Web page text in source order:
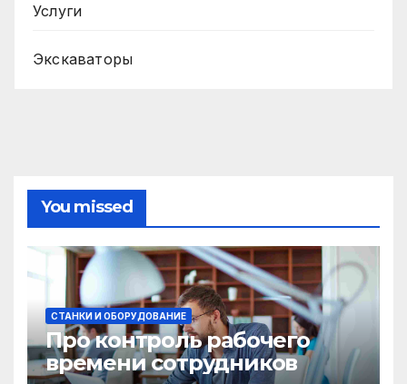
Услуги
Экскаваторы
You missed
СТАНКИ И ОБОРУДОВАНИЕ
Про контроль рабочего
времени сотрудников